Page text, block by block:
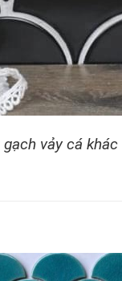
vảy cá khác